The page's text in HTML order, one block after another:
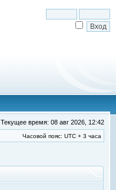
Текущее время: 08 авг 2026, 12:42
Часовой пояс: UTC + 3 часа